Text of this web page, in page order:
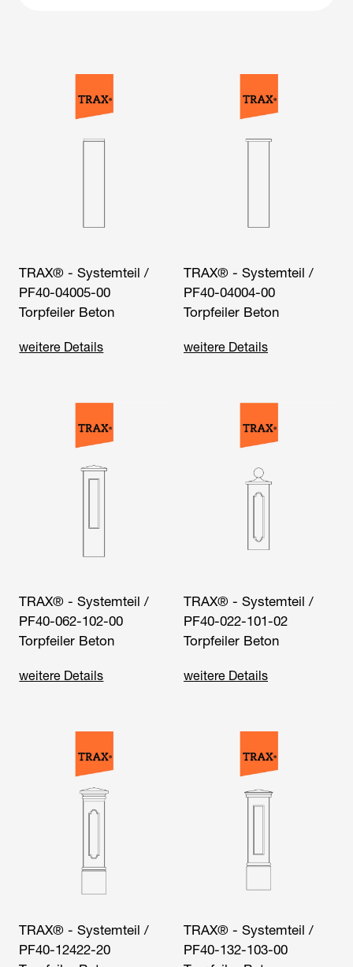
TRAX® - Systemteil /
PF40-04005-00
Torpfeiler Beton
weitere Details
TRAX® - Systemteil /
PF40-04004-00
Torpfeiler Beton
weitere Details
TRAX® - Systemteil /
PF40-062-102-00
Torpfeiler Beton
weitere Details
TRAX® - Systemteil /
PF40-022-101-02
Torpfeiler Beton
weitere Details
TRAX® - Systemteil /
PF40-12422-20
TRAX® - Systemteil /
PF40-132-103-00